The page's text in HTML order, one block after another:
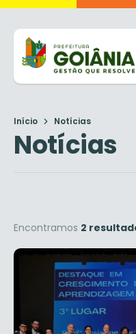
Início Notícias
Notícias
Encontramos 2